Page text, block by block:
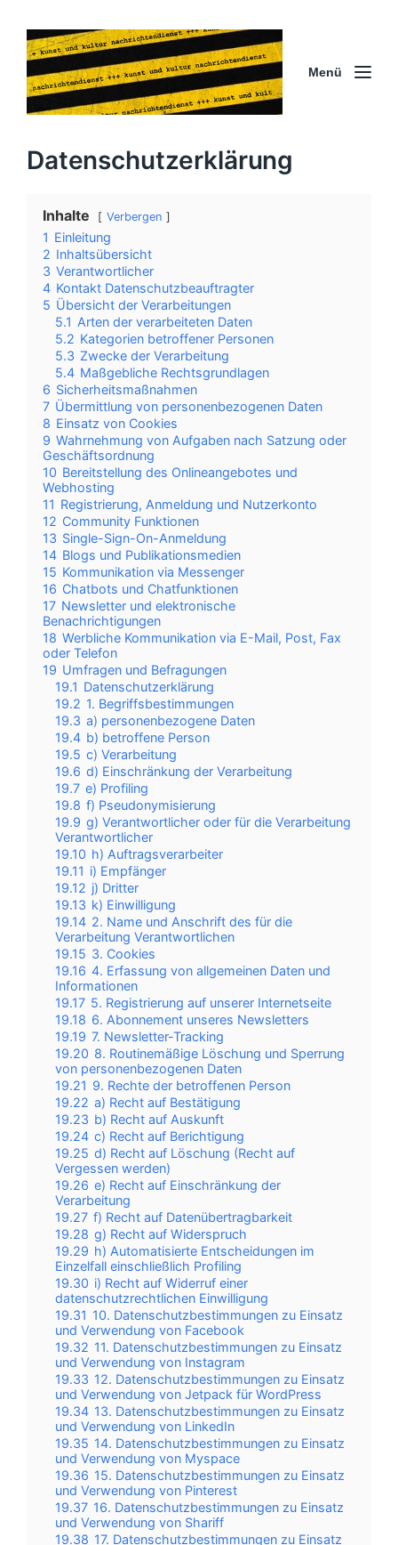
Menü
Datenschutzerklärung
Inhalte Verbergen
1 Einleitung
2 Inhaltsübersicht
3 Verantwortlicher
4 Kontakt Datenschutzbeauftragter
5 Übersicht der Verarbeitungen
5.1 Arten der verarbeiteten Daten
5.2 Kategorien betroffener Personen
5.3 Zwecke der Verarbeitung
5.4 Maßgebliche Rechtsgrundlagen
6 Sicherheitsmaßnahmen
7 Übermittlung von personenbezogenen Daten
8 Einsatz von Cookies
9 Wahrnehmung von Aufgaben nach Satzung oder
Geschäftsordnung
10 Bereitstellung des Onlineangebotes und
Webhosting
11 Registrierung, Anmeldung und Nutzerkonto
12 Community Funktionen
13 Single-Sign-On-Anmeldung
14 Blogs und Publikationsmedien
15 Kommunikation via Messenger
16 Chatbots und Chatfunktionen
17 Newsletter und elektronische
Benachrichtigungen
18 Werbliche Kommunikation via E-Mail, Post, Fax
oder Telefon
19 Umfragen und Befragungen
19.1 Datenschutzerklärung
19.2 1. Begriffsbestimmungen
19.3 a) personenbezogene Daten
19.4 b) betroffene Person
19.5 c) Verarbeitung
19.6 d) Einschränkung der Verarbeitung
19.7 e) Profiling
19.8 f) Pseudonymisierung
19.9 g) Verantwortlicher oder für die Verarbeitung
Verantwortlicher
19.10 h) Auftragsverarbeiter
19.11 i) Empfänger
19.12 j) Dritter
19.13 k) Einwilligung
19.14 2. Name und Anschrift des für die
Verarbeitung Verantwortlichen
19.15 3. Cookies
19.16 4. Erfassung von allgemeinen Daten und
Informationen
19.17 5. Registrierung auf unserer Internetseite
19.18 6. Abonnement unseres Newsletters
19.19 7. Newsletter-Tracking
19.20 8. Routinemäßige Löschung und Sperrung
von personenbezogenen Daten
19.21 9. Rechte der betroffenen Person
19.22 a) Recht auf Bestätigung
19.23 b) Recht auf Auskunft
19.24 c) Recht auf Berichtigung
19.25 d) Recht auf Löschung (Recht auf
Vergessen werden)
19.26 e) Recht auf Einschränkung der
Verarbeitung
19.27 f) Recht auf Datenübertragbarkeit
19.28 g) Recht auf Widerspruch
19.29 h) Automatisierte Entscheidungen im
Einzelfall einschließlich Profiling
19.30 i) Recht auf Widerruf einer
datenschutzrechtlichen Einwilligung
19.31 10. Datenschutzbestimmungen zu Einsatz
und Verwendung von Facebook
19.32 11. Datenschutzbestimmungen zu Einsatz
und Verwendung von Instagram
19.33 12. Datenschutzbestimmungen zu Einsatz
und Verwendung von Jetpack für WordPress
19.34 13. Datenschutzbestimmungen zu Einsatz
und Verwendung von LinkedIn
19.35 14. Datenschutzbestimmungen zu Einsatz
und Verwendung von Myspace
19.36 15. Datenschutzbestimmungen zu Einsatz
und Verwendung von Pinterest
19.37 16. Datenschutzbestimmungen zu Einsatz
und Verwendung von Shariff
19.38 17. Datenschutzbestimmungen zu Einsatz